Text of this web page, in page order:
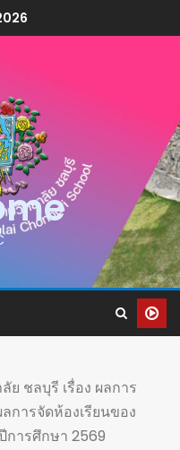
ย ชลบุรี เรื่อง ผลการ
การจัดห้องเรียนของ
การศึกษา 2569